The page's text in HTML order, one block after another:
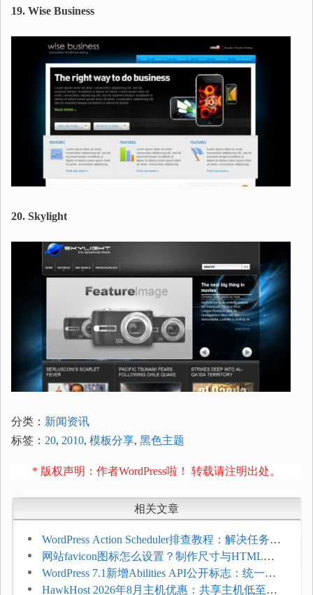
19. Wise Business
20. Skylight
分类： 新闻资讯
标签： 20, 2010, 模板分享, 黑色主题
* 版权声明：作者WordPress啦！ 转载请注明出处。
相关文章
WordPress Action Scheduler排查教程：解决任务积
压和订单延迟
网站favicon图标怎么设置？制作尺寸与HTML添
加方法
WordPress 7.1新增Abilities API公开标志：统一支
持REST API、MCP与AI代理
HawkHost 2026年8月主机优惠：共享主机低至